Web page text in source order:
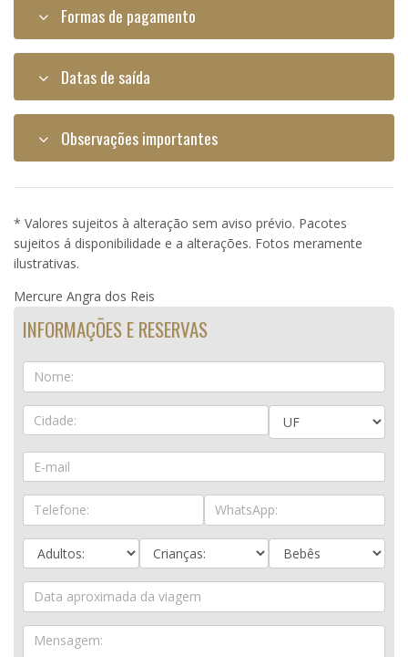
Formas de pagamento
Datas de saída
Observações importantes
* Valores sujeitos à alteração sem aviso prévio. Pacotes
sujeitos á disponibilidade e a alterações. Fotos meramente
ilustrativas.
Mercure Angra dos Reis
INFORMAÇÕES E RESERVAS